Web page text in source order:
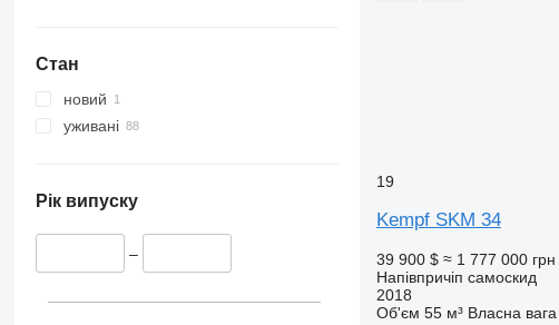
Стан
новий
уживані
Рік випуску
–
19
Kempf SKM 34
39 900 $ ≈ 1 777 000 грн
Напівпричіп самоскид
2018
Об'єм 55 м³ Власна вага